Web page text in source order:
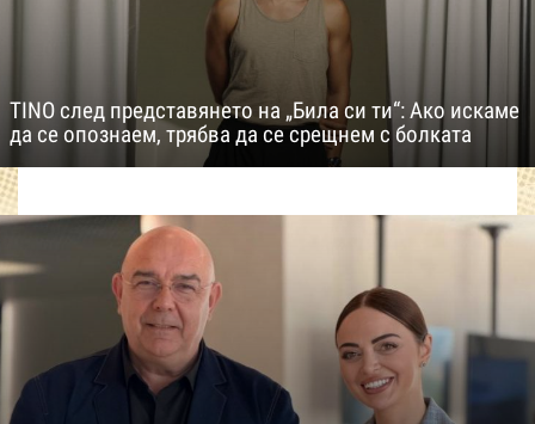
TINO след представянето на „Била си ти“: Ако искаме
да се опознаем, трябва да се срещнем с болката